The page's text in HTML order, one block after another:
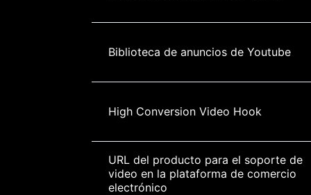
Biblioteca de anuncios de Youtube
High Conversion Video Hook
URL del producto para el soporte de
video en la plataforma de comercio
electrónico